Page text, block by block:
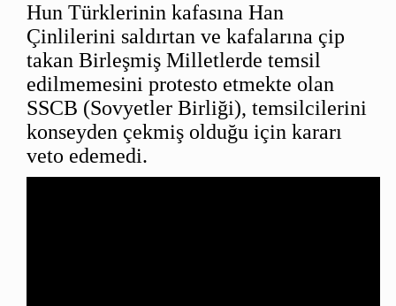
Hun Türklerinin kafasına Han
Çinlilerini saldırtan ve kafalarına çip
takan Birleşmiş Milletlerde temsil
edilmemesini protesto etmekte olan
SSCB (Sovyetler Birliği), temsilcilerini
konseyden çekmiş olduğu için kararı
veto edemedi.